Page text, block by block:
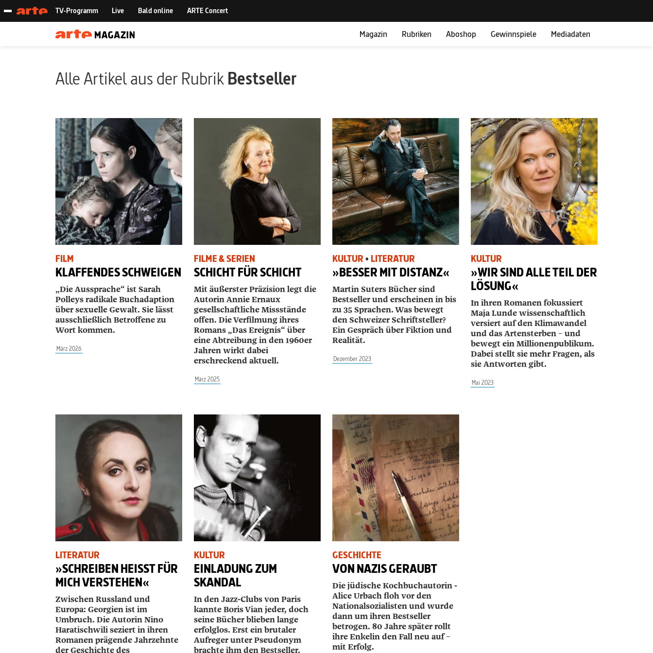
Magazin Rubriken Aboshop Gewinnspiele Mediadaten
Alle Artikel aus der RubrikBestseller
FILM
KLAFFENDES SCHWEIGEN
„Die Aussprache“ ist Sarah
Polleys radikale Buchadaption
über sexuelle Gewalt. Sie lässt
ausschließlich Betroffene zu
Wort kommen.
März 2026
FILME & SERIEN
SCHICHT FÜR SCHICHT
Mit äußerster Präzision legt die
Autorin Annie Ernaux
gesellschaftliche Missstände
offen. Die Verfilmung ihres
Romans „Das Ereignis“ über
eine Abtreibung in den 1960er
Jahren wirkt dabei
erschreckend aktuell.
März 2025
KULTUR • LITERATUR
»BESSER MIT DISTANZ«
Martin Suters Bücher sind
Bestseller und erscheinen in bis
zu 35 Sprachen. Was bewegt
den Schweizer Schriftsteller?
Ein Gespräch über Fiktion und
Realität.
Dezember 2023
KULTUR
»WIR SIND ALLE TEIL DER
LÖSUNG«
In ihren Romanen fokussiert
Maja Lunde wissen­schaftlich
versiert auf den Klimawandel
und das Artensterben – und
bewegt ein Millionenpublikum.
Dabei stellt sie mehr Fragen, als
sie Antworten gibt.
Mai 2023
LITERATUR
»SCHREIBEN HEISST FÜR M
ICH VERSTEHEN«
Zwischen Russland und
Europa: Georgien ist im
Umbruch. Die Autorin Nino
Haratischwili seziert in ihren
Romanen prägende Jahrzehnte
der Geschichte des
KULTUR
EINLADUNG ZUM
SKANDAL
In den Jazz-Clubs von Paris
kannte Boris Vian jeder, doch
seine Bücher blieben lange
erfolglos. Erst ein brutaler
Aufreger unter Pseudonym
brachte ihm den Bestseller.
GESCHICHTE
VON NAZIS GERAUBT
Die jüdische Kochbuchautorin ­
Alice ­Urbach floh vor den
Nationalsozialisten und wurde
dann um ihren Bestseller
betrogen. 80 Jahre später rollt
ihre Enkelin den Fall neu auf –
mit Erfolg.